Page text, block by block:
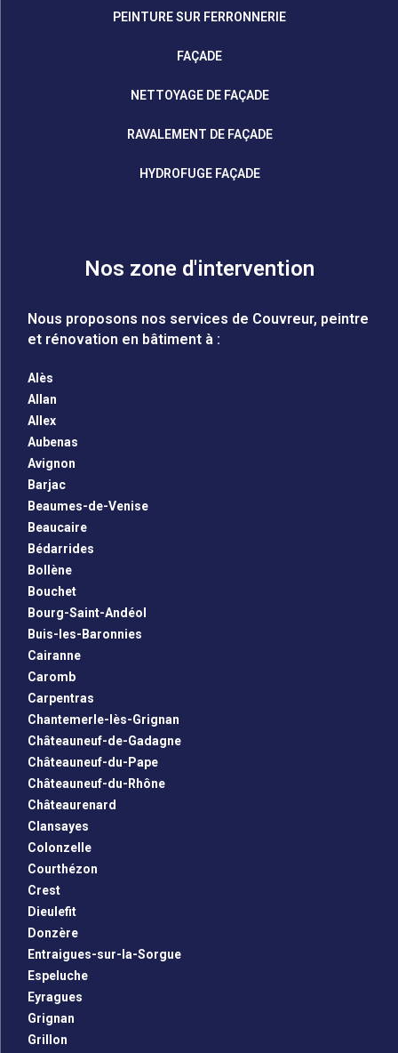
PEINTURE SUR FERRONNERIE
FAÇADE
NETTOYAGE DE FAÇADE
RAVALEMENT DE FAÇADE
HYDROFUGE FAÇADE
Nos zone d'intervention
Nous proposons nos services de Couvreur, peintre
et rénovation en bâtiment à :
Alès
Allan
Allex
Aubenas
Avignon
Barjac
Beaumes-de-Venise
Beaucaire
Bédarrides
Bollène
Bouchet
Bourg-Saint-Andéol
Buis-les-Baronnies
Cairanne
Caromb
Carpentras
Chantemerle-lès-Grignan
Châteauneuf-de-Gadagne
Châteauneuf-du-Pape
Châteauneuf-du-Rhône
Châteaurenard
Clansayes
Colonzelle
Courthézon
Crest
Dieulefit
Donzère
Entraigues-sur-la-Sorgue
Espeluche
Eyragues
Grignan
Grillon